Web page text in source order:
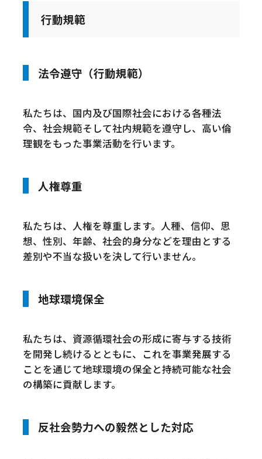
行動規範
法令遵守（行動規範）
私たちは、国内及び国際社会における各種法
令、社会規範そして社内規範を遵守し、高い倫
理観をもった事業活動を行います。
人権尊重
私たちは、人権を尊重します。人種、信仰、思
想、性別、年齢、社会的身分などを理由とする
差別や不当な扱いを決して行いません。
地球環境保全
私たちは、資源循環社会の形成に寄与する技術
を開発し続けるとともに、これを事業発展する
ことを通じて地球環境の保全と持続可能な社会
の構築に貢献します。
反社会勢力への毅然とした対応